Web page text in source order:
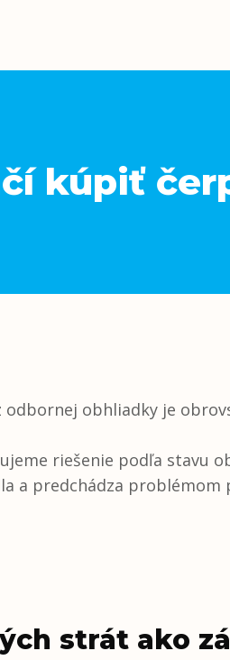
kúpiť
obhliadky je
riešenie podľa stavu
a predchádza problémom
strát ako